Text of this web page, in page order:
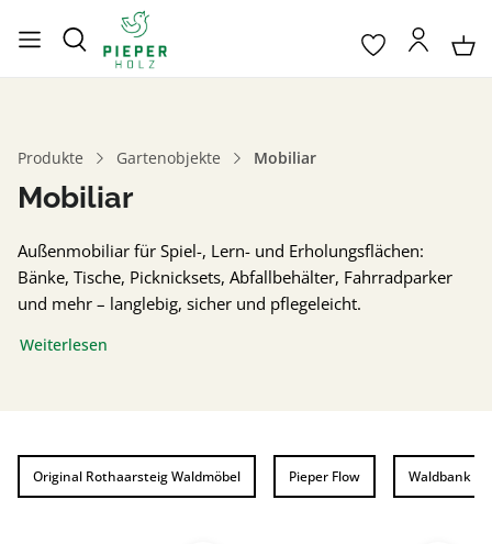
Produkte Gartenobjekte Mobiliar
Mobiliar
Außenmobiliar für Spiel-, Lern- und Erholungsflächen:
Bänke, Tische, Picknicksets, Abfallbehälter, Fahrradparker
und mehr – langlebig, sicher und pflegeleicht.
Weiterlesen
Original Rothaarsteig Waldmöbel Pieper Flow Waldbank